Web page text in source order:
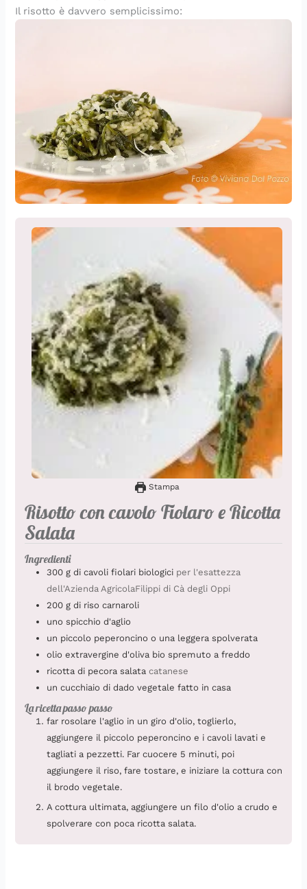
Il risotto è davvero semplicissimo:
Stampa
Risotto con cavolo Fiolaro e Ricotta
Salata
Ingredienti
300 g di cavoli fiolari biologici per l'esattezza
dell'Azienda AgricolaFilippi di Cà degli Oppi
200 g di riso carnaroli
uno spicchio d'aglio
un piccolo peperoncino o una leggera spolverata
olio extravergine d'oliva bio spremuto a freddo
ricotta di pecora salata catanese
un cucchiaio di dado vegetale fatto in casa
La ricetta passo passo
far rosolare l'aglio in un giro d'olio, toglierlo,
aggiungere il piccolo peperoncino e i cavoli lavati e
tagliati a pezzetti. Far cuocere 5 minuti, poi
aggiungere il riso, fare tostare, e iniziare la cottura con
il brodo vegetale.
A cottura ultimata, aggiungere un filo d'olio a crudo e
spolverare con poca ricotta salata.